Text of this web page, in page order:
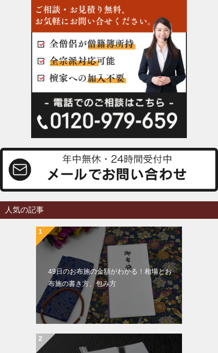
人気の記事
49日のお布施の金額がわかる！相場とお
布施の書き方、包み方